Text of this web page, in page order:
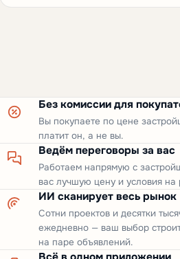
Без комиссии для
Вы покупаете по цене
платит он, а не вы.
Ведём переговоры за вас
Работаем напрямую с
вас лучшую цену и условия на
ИИ сканирует весь рынок
Сотни проектов и десятки
ежедневно — ваш выбор
на паре объявлений.